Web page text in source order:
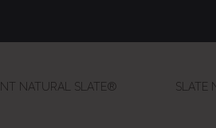
NATURAL SLATE® SLATE